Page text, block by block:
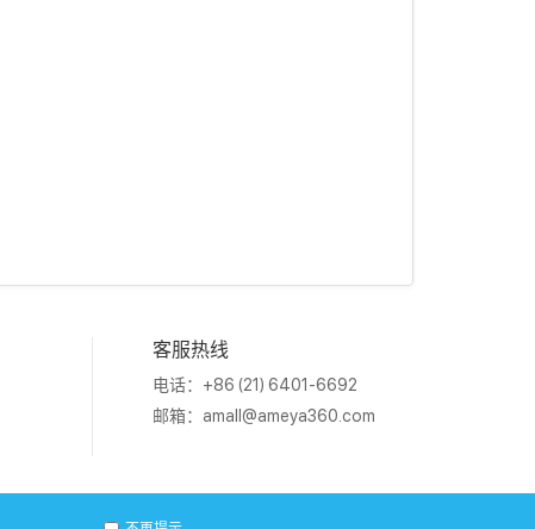
客服热线
电话：+86 (21) 6401-6692
邮箱： amall@ameya360.com